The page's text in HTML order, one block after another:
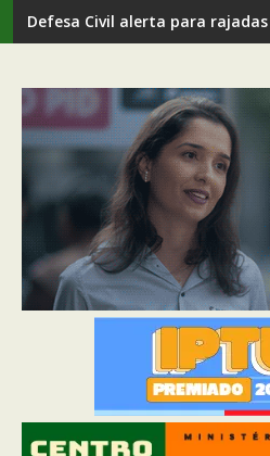
Defesa Civil alerta para